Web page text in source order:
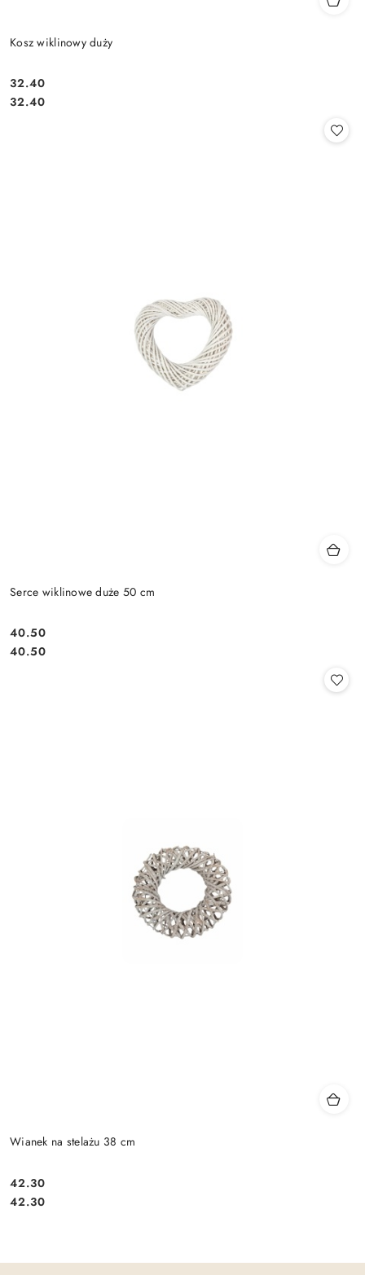
Kosz wiklinowy duży
Cena:
32.40
Cena:
32.40
Serce wiklinowe duże 50 cm
Cena:
40.50
Cena:
40.50
Wianek na stelażu 38 cm
Cena:
42.30
Cena:
42.30